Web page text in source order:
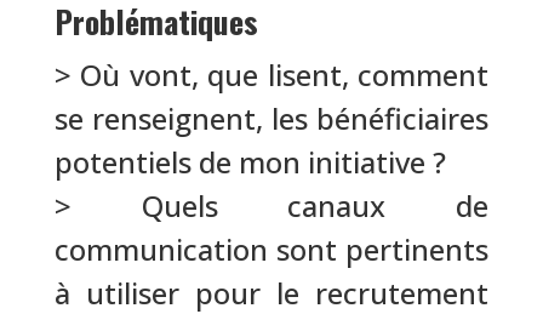
Problématiques
> Où vont, que lisent, comment
se renseignent, les bénéficiaires
potentiels de mon initiative ?
> Quels canaux de
communication sont pertinents
à utiliser pour le recrutement